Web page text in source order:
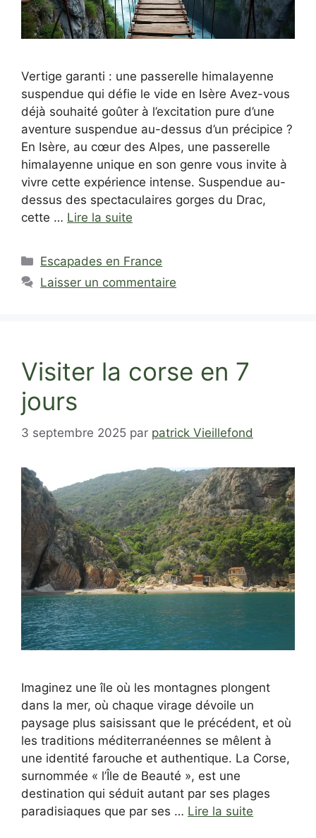
Vertige garanti : une passerelle himalayenne
suspendue qui défie le vide en Isère Avez-vous
déjà souhaité goûter à l’excitation pure d’une
aventure suspendue au-dessus d’un précipice ?
En Isère, au cœur des Alpes, une passerelle
himalayenne unique en son genre vous invite à
vivre cette expérience intense. Suspendue au-
dessus des spectaculaires gorges du Drac,
cette … Lire la suite
Catégories
Escapades en France
Laisser un commentaire
Visiter la corse en 7
jours
3 septembre 2025 par patrick Vieillefond
Imaginez une île où les montagnes plongent
dans la mer, où chaque virage dévoile un
paysage plus saisissant que le précédent, et où
les traditions méditerranéennes se mêlent à
une identité farouche et authentique. La Corse,
surnommée « l’Île de Beauté », est une
destination qui séduit autant par ses plages
paradisiaques que par ses … Lire la suite